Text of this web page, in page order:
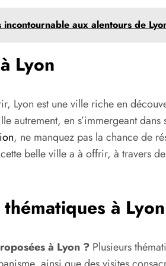
aux alentours de
Lyon
Lyon est une ville riche en
autrement, en s’immergeant
, ne manquez pas la chance de
belle ville a à offrir, à travers
à Lyon
à Lyon ? Plusieurs